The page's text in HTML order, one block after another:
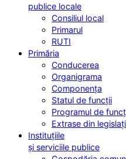
publice locale
Consiliul local
Primarul
RUTI
Primăria
Conducerea
Organigrama
Componența
Statul de funcții
Programul de
Extrase din
Instituțiile
și serviciile publice